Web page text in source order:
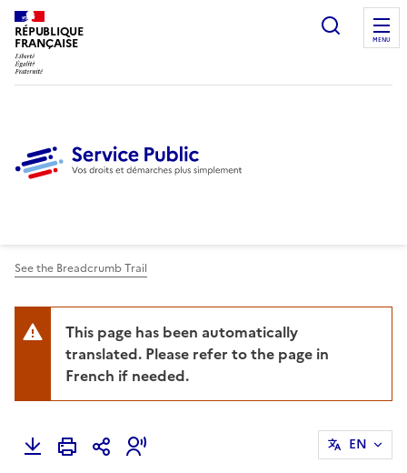
RÉPUBLIQUE
FRANÇAISE
Ouvrir
MENU
See the Breadcrumb Trail
This page has been automatically
translated. Please refer to the page in
French if needed.
EN